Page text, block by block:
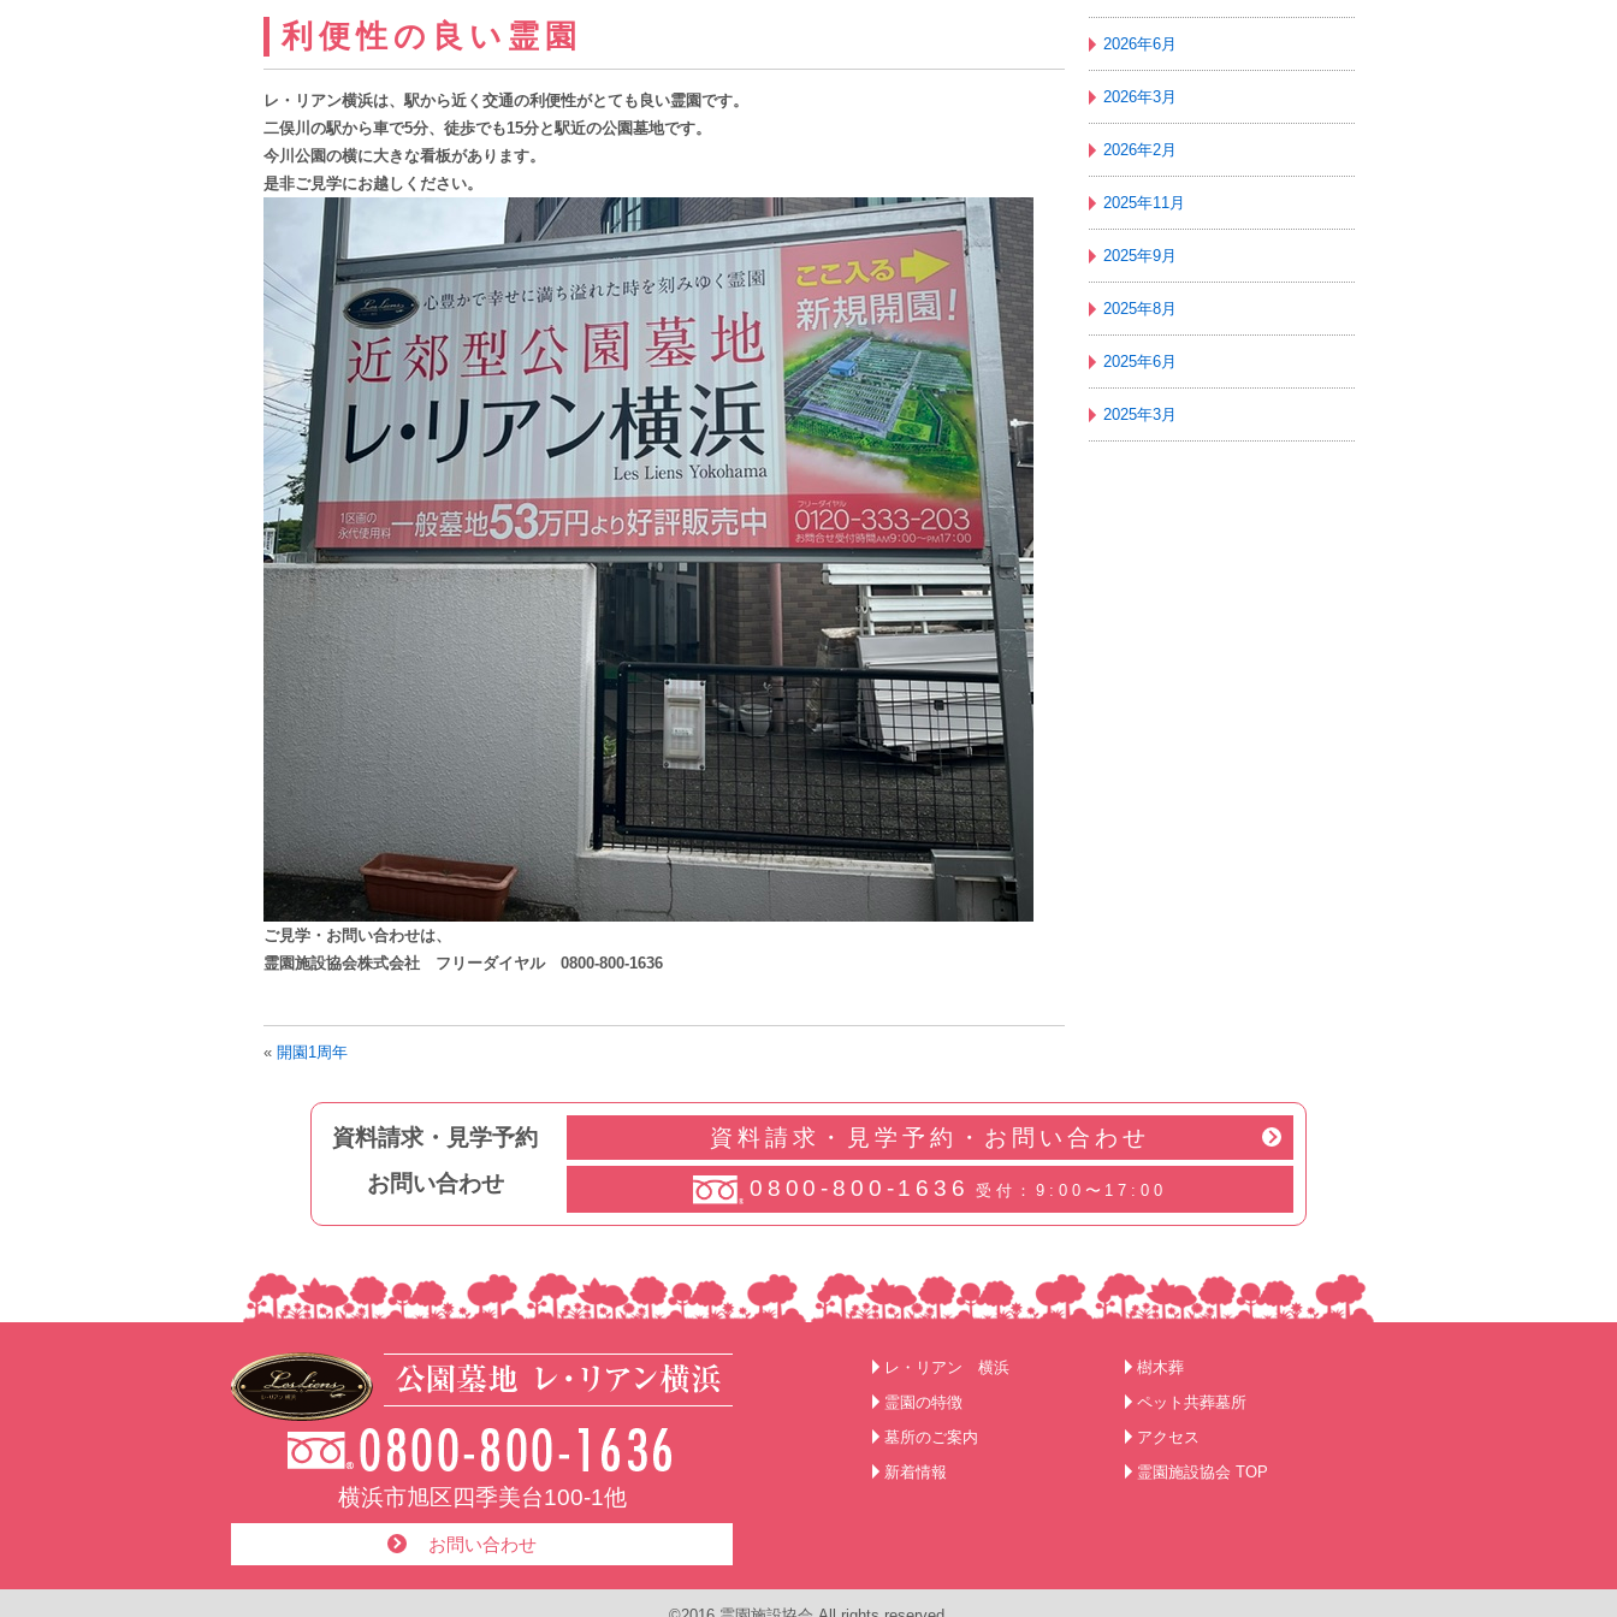
利便性の良い霊園
レ・リアン横浜は、駅から近く交通の利便性がとても良い霊園です。
二俣川の駅から車で5分、徒歩でも15分と駅近の公園墓地です。
今川公園の横に大きな看板があります。
是非ご見学にお越しください。
ご見学・お問い合わせは、
霊園施設協会株式会社 フリーダイヤル 0800-800-1636
« 開園1周年
2026年6月
2026年3月
2026年2月
2025年11月
2025年9月
2025年8月
2025年6月
2025年3月
資料請求・見学予約
お問い合わせ
資料請求・見学予約・お問い合わせ
0800-800-1636
受付：9:00〜17:00
横浜市旭区四季美台100-1他
お問い合わせ
レ・リアン 横浜
霊園の特徴
墓所のご案内
新着情報
樹木葬
ペット共葬墓所
アクセス
霊園施設協会 TOP